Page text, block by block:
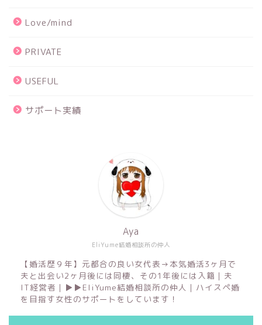
Love/mind
PRIVATE
USEFUL
サポート実績
EliYume結婚相談所の仲人
Aya
【婚活歴９年】元都合の良い女代表→本気婚活3ヶ月で
夫と出会い2ヶ月後には同棲、その1年後には入籍｜夫
IT経営者｜▶︎▶︎EliYume結婚相談所の仲人｜ハイスペ婚
を目指す女性のサポートをしています！